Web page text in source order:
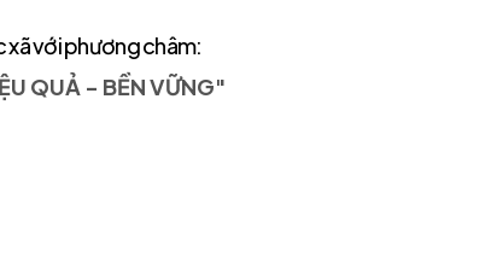
xã với phương châm:
QUẢ - BỀN VỮNG"